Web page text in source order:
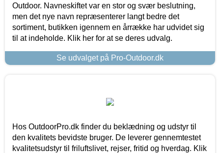
Outdoor. Navneskiftet var en stor og svær beslutning,
men det nye navn repræsenterer langt bedre det
sortiment, butikken igennem en årrække har udvidet sig
til at indeholde. Klik her for at se deres udvalg.
Se udvalget på Pro-Outdoor.dk
Hos OutdoorPro.dk finder du beklædning og udstyr til
den kvalitets bevidste bruger. De leverer gennemtestet
kvalitetsudstyr til friluftslivet, rejser, fritid og hverdag. Klik